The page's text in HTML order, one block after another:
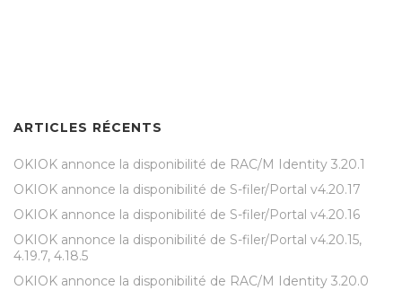
ARTICLES RÉCENTS
OKIOK annonce la disponibilité de RAC/M Identity 3.20.1
OKIOK annonce la disponibilité de S-filer/Portal v4.20.17
OKIOK annonce la disponibilité de S-filer/Portal v4.20.16
OKIOK annonce la disponibilité de S-filer/Portal v4.20.15,
4.19.7, 4.18.5
OKIOK annonce la disponibilité de RAC/M Identity 3.20.0